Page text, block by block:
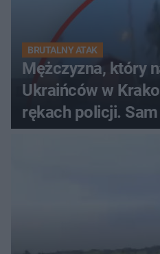
BRUTALNY ATAK
Mężczyzna, który
Ukraińców w
rękach policji. Sam